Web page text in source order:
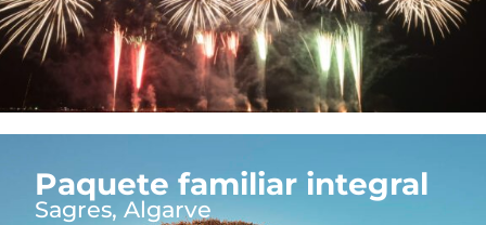
Paquete familiar integral
Sagres, Algarve